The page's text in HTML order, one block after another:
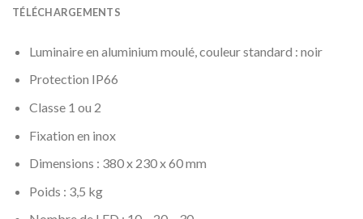
TÉLÉCHARGEMENTS
Luminaire en aluminium moulé, couleur standard : noir
Protection IP66
Classe 1 ou 2
Fixation en inox
Dimensions : 380 x 230 x 60 mm
Poids : 3,5 kg